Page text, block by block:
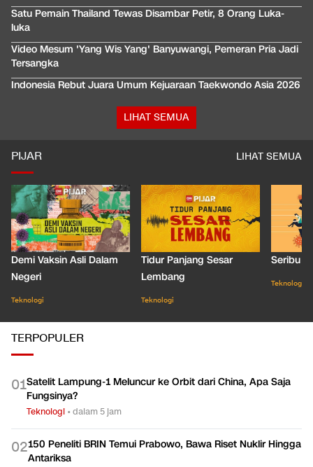
Satu Pemain Thailand Tewas Disambar Petir, 8 Orang Luka-
luka
Video Mesum 'Yang Wis Yang' Banyuwangi, Pemeran Pria Jadi
Tersangka
Indonesia Rebut Juara Umum Kejuaraan Taekwondo Asia 2026
LIHAT SEMUA
PIJAR LIHAT SEMUA
Demi Vaksin Asli Dalam
Negeri
Teknologi
Tidur Panjang Sesar
Lembang
Teknologi
Seribu
Teknologi
TERPOPULER
01Satelit Lampung-1 Meluncur ke Orbit dari China, Apa Saja
Fungsinya?
Teknologi •dalam 5 jam
02150 Peneliti BRIN Temui Prabowo, Bawa Riset Nuklir Hingga
Antariksa